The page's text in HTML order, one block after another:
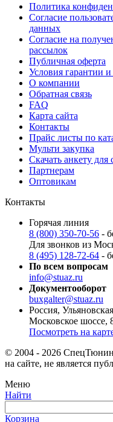
Политика
Согласие
данных
Согласие на
рассылок
Публичная оферта
Условия гарантии и
О компании
Обратная связь
FAQ
Карта сайта
Контакты
Прайс листы по
Мульти закупка
Скачать анкету для
Партнерам
Оптовикам
Контакты
Горячая линия
8 (800) 350-70-56 -
Для звонков из
8 (495) 128-72-64 -
По всем вопросам
info@stuaz.ru
Документооборот
buxgalter@stuaz.ru
Россия,
Московское шоссе,
Посмотреть на
© 2004 - 2026
на сайте, не является
Меню
Найти
Корзина